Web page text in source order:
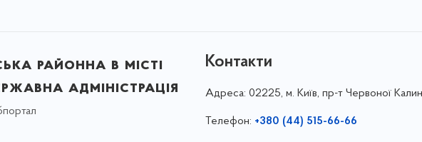
районна в місті
адміністрація
Контакти
Адреса: 02225, м. Київ, пр-т Червоної
Телефон: +380 (44) 515-66-66